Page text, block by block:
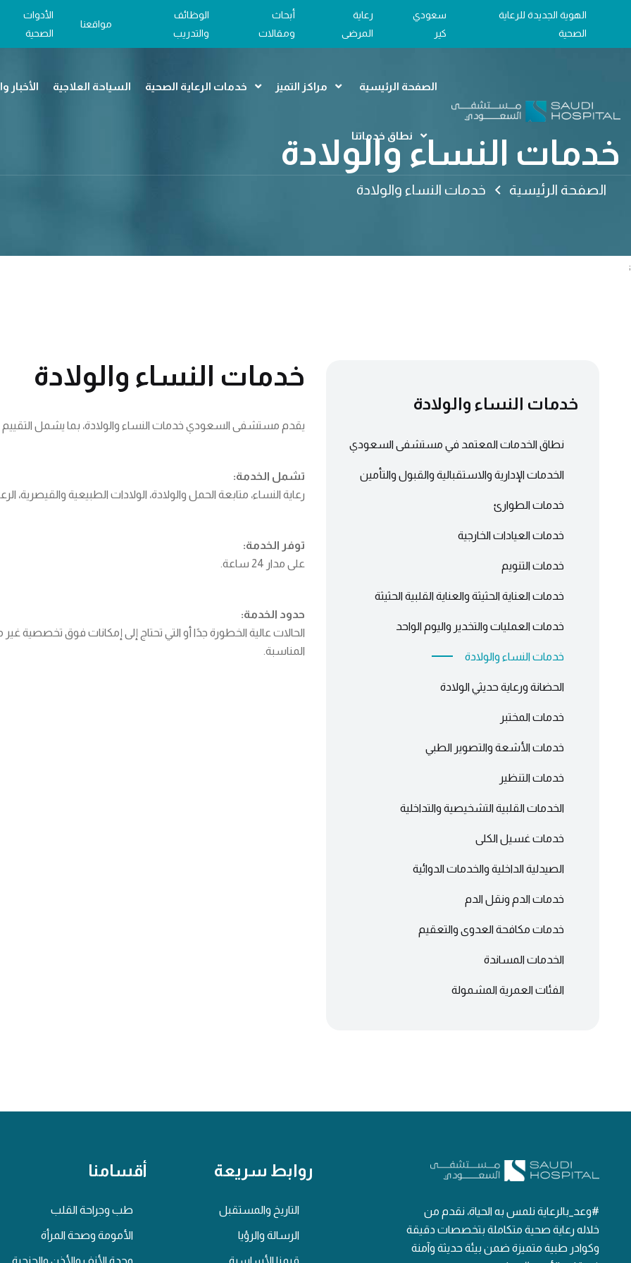
الهوية الجديدة للرعاية
الصحية
سعودي
كير
رعاية
المرضى
أبحاث
ومقالات
الوظائف
والتدريب
مواقعنا
الأدوات
الصحية
الصفحة الرئيسية مراكز التميز خدمات الرعاية الصحية السياحة العلاجية الأخبار
نطاق خدماتنا
خدمات النساء والولادة
الصفحة الرئيسية خدمات النساء والولادة
;
خدمات النساء والولادة
نطاق الخدمات المعتمد في مستشفى السعودي
الخدمات الإدارية والاستقبالية والقبول والتأمين
خدمات الطوارئ
خدمات العيادات الخارجية
خدمات التنويم
خدمات العناية الحثيثة والعناية القلبية الحثيثة
خدمات العمليات والتخدير واليوم الواحد
خدمات النساء والولادة
الحضانة ورعاية حديثي الولادة
خدمات المختبر
خدمات الأشعة والتصوير الطبي
خدمات التنظير
الخدمات القلبية التشخيصية والتداخلية
خدمات غسيل الكلى
الصيدلية الداخلية والخدمات الدوائية
خدمات الدم ونقل الدم
خدمات مكافحة العدوى والتعقيم
الخدمات المساندة
الفئات العمرية المشمولة
خدمات النساء والولادة
يقدم مستشفى السعودي خدمات النساء والولادة، بما يشمل التقييم
تشمل الخدمة:
رعاية النساء، متابعة الحمل والولادة، الولادات الطبيعية والقيصرية،
توفر الخدمة:
على مدار 24 ساعة.
حدود الخدمة:
الحالات عالية الخطورة جدًا أو التي تحتاج إلى إمكانات فوق تخصصية غير
المناسبة.
#وعد_بالرعاية نلمس به الحياة، نقدم من
خلاله رعاية صحية متكاملة بتخصصات دقيقة
وكوادر طبية متميزة ضمن بيئة حديثة وآمنة
روابط سريعة
التاريخ والمستقبل
الرسالة والرؤيا
قيمنا الأساسية
أقسامنا
طب وجراحة القلب
الأمومة وصحة المرأة
وحدة الأنف والأذن والحنجرة